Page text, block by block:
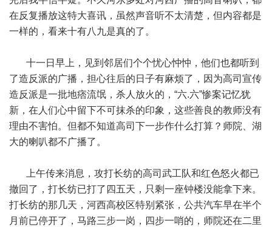
在反复播放这特大喜讯，虽然声音听不太清楚，但内容都是
一样的，看来十有八九是真的了。
十一日早上，见到邻居们个个忧心忡忡，他们也都听到
了造反派的广播，担心往后的日子有麻烦了，因为高司宣传
造反派是一批地痞流氓，杀人放火的，“六.六”惨案记忆犹
新，在人们心中留下不可抹杀的印象，这些善良的教师没有
理由不害怕。但都不知道高司下一步作什么打算？师院、湖
大的喇叭都不广播了。
上午传来消息，攻打长纺的高司武工队和红色怒火都已
撤回了，打长纺已打了四五天，只剩一座钟楼没能拿下来。
打长纺的那几天，河西高校区特别紧张，公共汽车早在半个
月前已停开了，马路三步一岗，四步一哨的，师院还在二里